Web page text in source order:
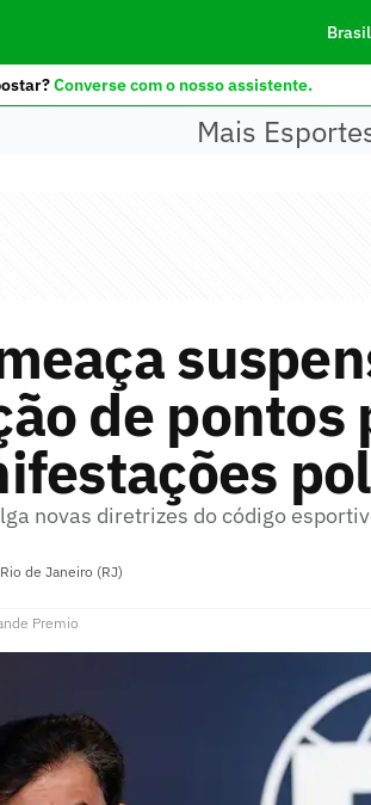
Converse com o nosso assistente.
Mais
de pontos
novas diretrizes do código
Rio de Janeiro (RJ)
Premio